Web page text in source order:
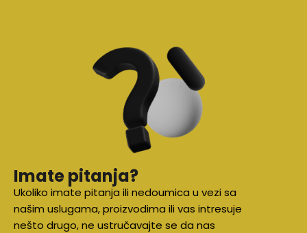
Imate pitanja?
Ukoliko imate pitanja ili nedoumica u vezi sa
našim uslugama, proizvodima ili vas intresuje
nešto drugo, ne ustručavajte se da nas